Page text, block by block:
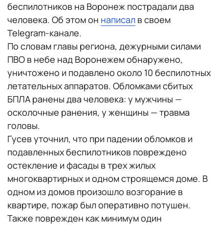
беспилотников на Воронеж пострадали два
человека. Об этом он написал в своем
Telegram-канале.
По словам главы региона, дежурными силами
ПВО в небе над Воронежем обнаружено,
уничтожено и подавлено около 10 беспилотных
летательных аппаратов. Обломками сбитых
БПЛА ранены два человека: у мужчины —
осколочные ранения, у женщины — травма
головы.
Гусев уточнил, что при падении обломков и
подавленных беспилотников повреждено
остекление и фасады в трех жилых
многоквартирных и одном строящемся доме. В
одном из домов произошло возгорание в
квартире, пожар был оперативно потушен.
Также поврежден как минимум один